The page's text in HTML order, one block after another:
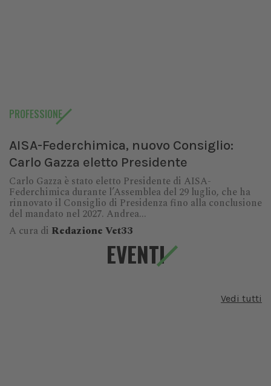
PROFESSIONE
AISA-Federchimica, nuovo Consiglio:
Carlo Gazza eletto Presidente
Carlo Gazza è stato eletto Presidente di AISA-
Federchimica durante l’Assemblea del 29 luglio, che ha
rinnovato il Consiglio di Presidenza fino alla conclusione
del mandato nel 2027. Andrea...
A cura di Redazione Vet33
EVENTI
Vedi tutti